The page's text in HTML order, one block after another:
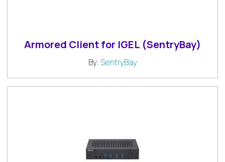
Armored Client for IGEL (SentryBay)
By:SentryBay